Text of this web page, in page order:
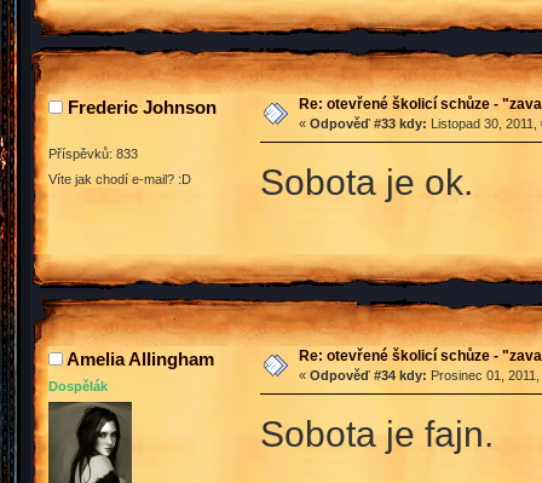
Frederic Johnson
Příspěvků: 833
Víte jak chodí e-mail? :D
Re: otevřené školicí schůze -
« Odpověď #33 kdy: Listopad 30,
Sobota je ok.
Amelia Allingham
Dospělák
Re: otevřené školicí schůze -
« Odpověď #34 kdy: Prosinec 01,
Sobota je fajn.